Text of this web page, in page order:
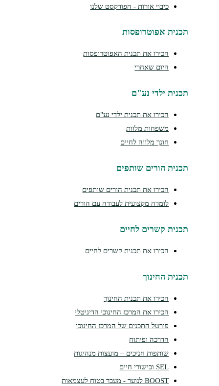
כיבוי אורות - הפודקסט שלנו
אפוטרופסות
הכירו את תכנית האפוטרופסות
היום שאחרי
ילדי נע"ם
הכירו את תכנית ילדי נע"ם
משפחות מלוות
חונך מלווה לחיים
הורים שותפים
הכירו את תכנית הורים שותפים
לומדה מקצועית לעבודה עם הורים
קשרים לחיים
הכירו את תכנית קשרים לחיים
החינוך
הכירו את תכנית החינוך
הכירו את המרכז החינוכי הדיגיטלי
פורטל התכנים של המרכז החינוכי
הדרכה ופיתוח
שותפות חניכים – מועצות מנהיגות